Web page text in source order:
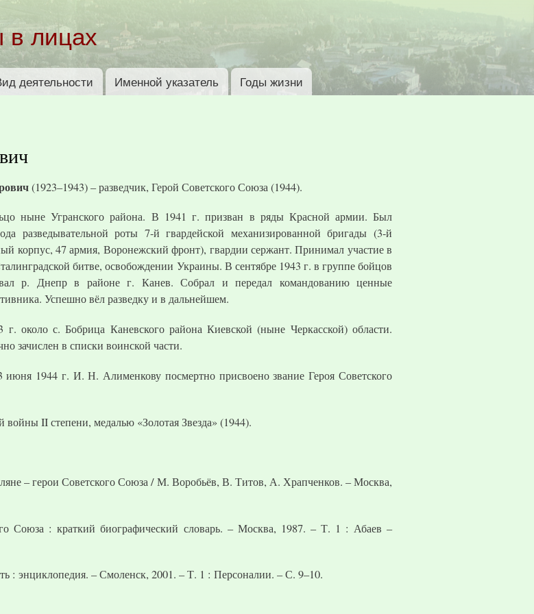
основному
содержанию
лицах
деятельности Именной указатель Годы жизни
(1923–1943) – разведчик, Герой Советского Союза (1944).
ныне Угранского района. В 1941 г. призван в ряды Красной армии. Был
разведывательной роты 7-й гвардейской механизированной бригады (3-й
корпус, 47 армия, Воронежский фронт), гвардии сержант. Принимал участие в
битве, освобождении Украины. В сентябре 1943 г. в группе бойцов
р. Днепр в районе г. Канев. Собрал и передал командованию ценные
Успешно вёл разведку и в дальнейшем.
около с. Бобрица Каневского района Киевской (ныне Черкасской) области.
зачислен в списки воинской части.
1944 г. И. Н. Алименкову посмертно присвоено звание Героя Советского
II степени, медалью «Золотая Звезда» (1944).
– герои Советского Союза / М. Воробьёв, В. Титов, А. Храпченков. – Москва,
Союза : краткий биографический словарь. – Москва, 1987. – Т. 1 : Абаев –
: энциклопедия. – Смоленск, 2001. – Т. 1 : Персоналии. – С. 9–10.